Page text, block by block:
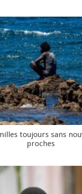
toujours sans
proches